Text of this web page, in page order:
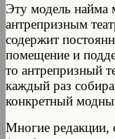
Эту модель найма
антрепризным
содержит
помещение и
то антрепризный
каждый раз
конкретный
Многие